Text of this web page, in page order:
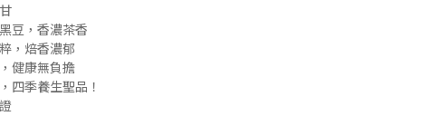
豆，香濃茶香
，焙香濃郁
健康無負擔
四季養生聖品！